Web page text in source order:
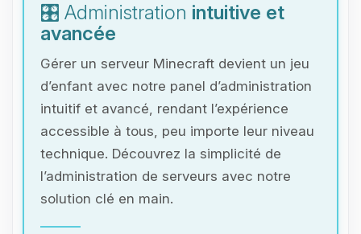
🎛️ Administration intuitive et
avancée
Gérer un serveur Minecraft devient un jeu
d’enfant avec notre panel d’administration
intuitif et avancé, rendant l’expérience
accessible à tous, peu importe leur niveau
technique. Découvrez la simplicité de
l’administration de serveurs avec notre
solution clé en main.